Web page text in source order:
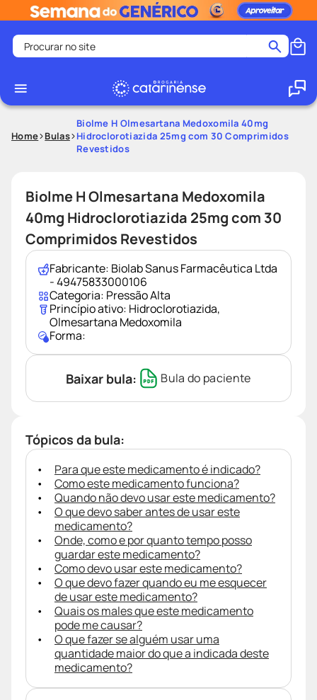
Procurar no site
1
medley
3º
protetor solar facial
6º
lenço umedecido
7º
ozivy
8º
protetor solar
teste gravidez
fralda pampers
Home Bulas
Biolme H Olmesartana Medoxomila 40mg
Hidroclorotiazida 25mg com 30 Comprimidos
Revestidos
Biolme H Olmesartana Medoxomila
40mg Hidroclorotiazida 25mg com 30
Comprimidos Revestidos
Fabricante: Biolab Sanus Farmacêutica Ltda
- 49475833000106
Categoria: Pressão Alta
Princípio ativo: Hidroclorotiazida,
Olmesartana Medoxomila
Forma:
Baixar bula: Bula do paciente
Tópicos da bula:
Para que este medicamento é indicado?
Como este medicamento funciona?
Quando não devo usar este medicamento?
O que devo saber antes de usar este
medicamento?
Onde, como e por quanto tempo posso
guardar este medicamento?
Como devo usar este medicamento?
O que devo fazer quando eu me esquecer
de usar este medicamento?
Quais os males que este medicamento
pode me causar?
O que fazer se alguém usar uma
quantidade maior do que a indicada deste
medicamento?